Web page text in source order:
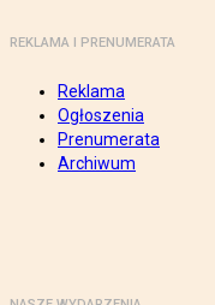
REKLAMA I PRENUMERATA
Reklama
Ogłoszenia
Prenumerata
Archiwum